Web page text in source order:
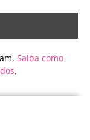
Saiba como
.